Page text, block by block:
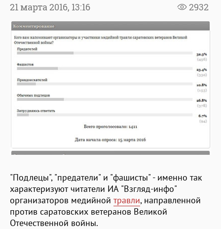
2932
21 марта 2016, 13:16
"Подлецы", "предатели" и "фашисты" - именно так
характеризуют читатели ИА "Взгляд-инфо"
организаторов медийной травли, направленной
против саратовских ветеранов Великой
Отечественной войны.